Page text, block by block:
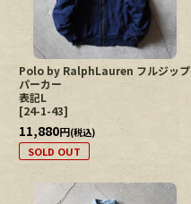
Polo by RalphLauren フルジップ
パーカー
表記L
[24-1-43]
11,880円(税込)
SOLD OUT